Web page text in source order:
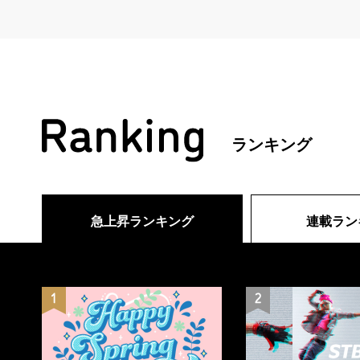
ランキング
急上昇ランキング 連載ラ